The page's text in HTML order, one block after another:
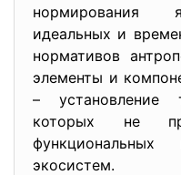
нормирования
идеальных и
нормативов
элементы и
– установление
которых не
функциональных
экосистем.